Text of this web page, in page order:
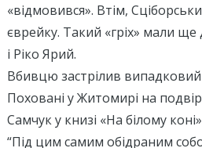
«відмовився». Втім,
єврейку. Такий «гріх» мали
і Ріко Ярий.
Вбивцю застрілив
Поховані у Житомирі на
Самчук у книзі «На білому
“Під цим самим обідраним